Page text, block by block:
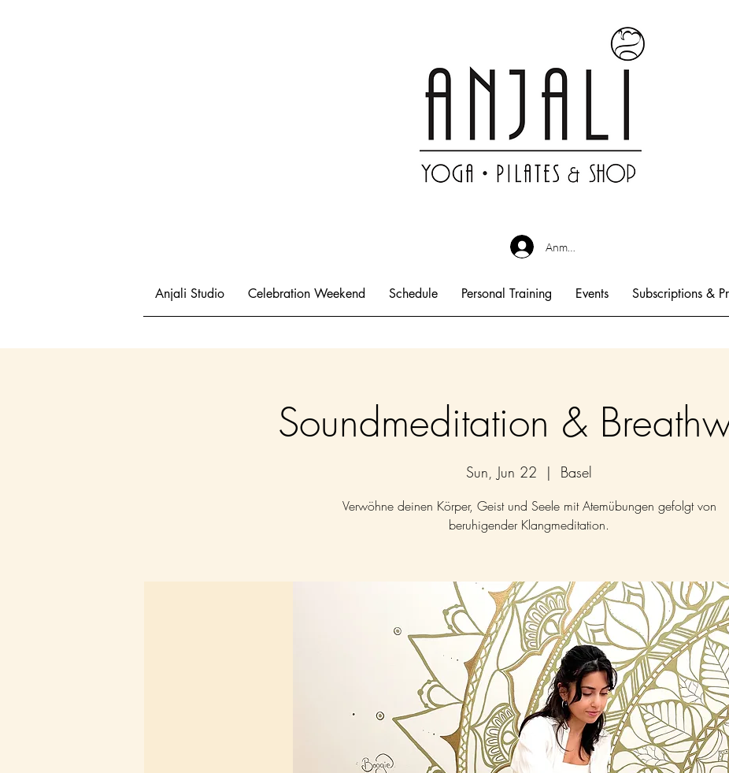
Anmelden
Anjali Studio Celebration Weekend Schedule Personal Training Events Subscriptions &
Soundmeditation &
Sun, Jun 22
  |
Basel
Verwöhne deinen Körper, Geist und Seele mit Atemübungen gefolgt von
beruhigender Klangmeditation.